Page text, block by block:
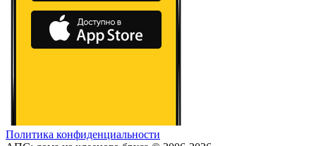
Политика конфиденциальности